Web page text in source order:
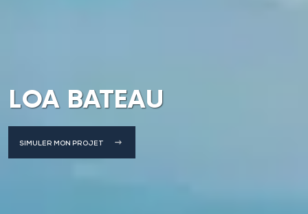
LOA BATEAU
SIMULER MON PROJET